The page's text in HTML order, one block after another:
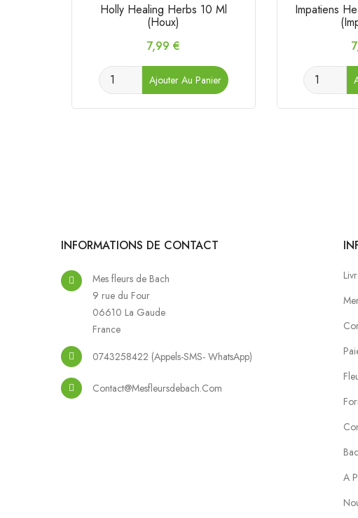
Holly Healing Herbs 10 Ml
(Houx)
Prix
7,99 €
Ajouter Au Panier
Impatiens
INFORMATIONS DE CONTACT
Mes fleurs de Bach
9 rue du Four
06610 La Gaude
France
0743258422 (Appels-SMS- WhatsApp)
Contact@mesfleursdebach.com
A